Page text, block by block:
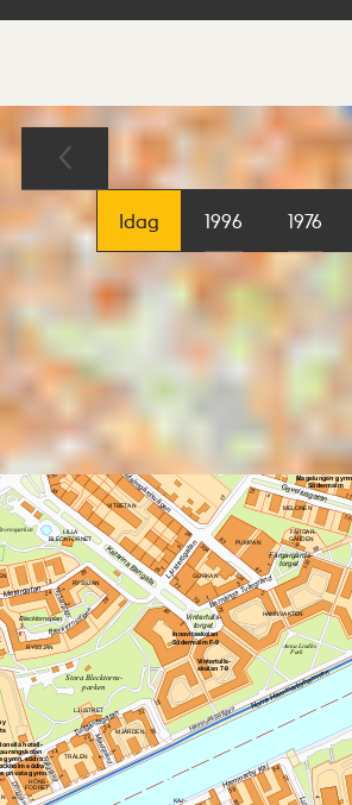
Karta
Idag 1996 1976